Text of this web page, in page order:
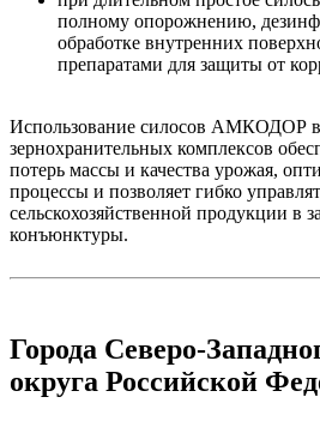
полному опорожнению,
обработке внутренних
препаратами для защиты от
Использование силосов АМКОДОР в
зернохранительных комплексов
потерь массы и качества урожая,
процессы и позволяет гибко
сельскохозяйственной продукции в
конъюнктуры.
Города Северо-
округа Российской